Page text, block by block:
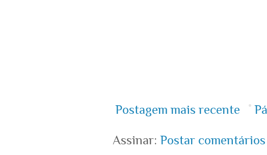
Postagem mais recente
Assinar: Postar